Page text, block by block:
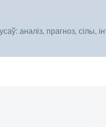
аналіз, прагноз, сілы,